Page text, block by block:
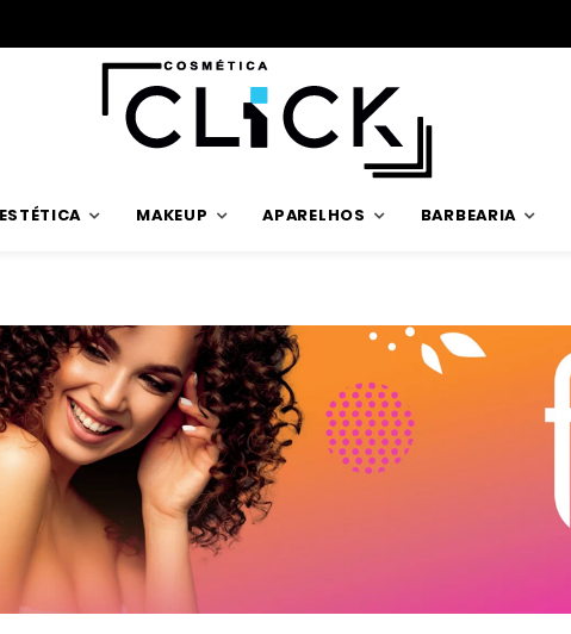
ESTÉTICA MAKEUP APARELHOS BARBEARIA